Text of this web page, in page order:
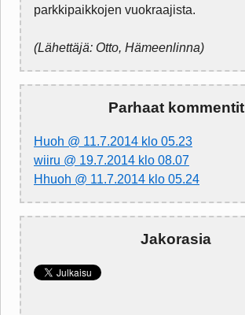
parkkipaikkojen vuokraajista.
(Lähettäjä: Otto, Hämeenlinna)
Parhaat kommentit
Huoh @ 11.7.2014 klo 05.23
wiiru @ 19.7.2014 klo 08.07
Hhuoh @ 11.7.2014 klo 05.24
Jakorasia